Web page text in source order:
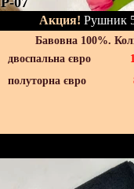
Акция! Рушник
Бавовна 100%.
двоспальна євро
полуторна євро